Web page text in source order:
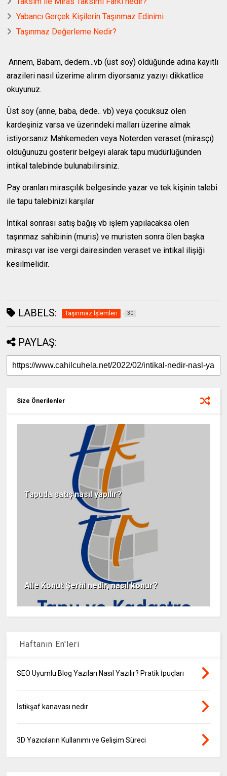
Yabancı Gerçek Kişilerin Taşınmaz Edinimi
Taşınmaz Değerleme Nedir?
Annem, Babam, dedem...vb (üst soy) öldüğünde adına kayıtlı
arazileri nasıl üzerime alırım diyorsanız yazıyı dikkatlice
okuyunuz.
Üst soy (anne, baba, dede.. vb) veya çocuksuz ölen
kardeşiniz varsa ve üzerindeki malları üzerine almak
istiyorsanız Mahkemeden veya Noterden veraset (mirasçı)
olduğunuzu gösterir belgeyi alarak tapu müdürlüğünden
intikal talebinde bulunabilirsiniz.
Pay oranları mirasçılık belgesinde yazar ve tek kişinin talebi
ile tapu talebinizi karşılar
İntikal sonrası satış bağış vb işlem yapılacaksa ölen
taşınmaz sahibinin (muris) ve muristen sonra ölen başka
mirasçı var ise vergi dairesinden veraset ve intikal ilişiği
kesilmelidir.
LABELS: Taşınmaz İşlemleri 30
PAYLAŞ:
Size Önerilenler
Tapuda satış nasıl yapılır?
Aile Konut Şerhi nedir, nasıl konur?
Haftanın En'leri
SEO Uyumlu Blog Yazıları Nasıl Yazılır? Pratik İpuçları
İstikşaf kanavası nedir
3D Yazıcıların Kullanımı ve Gelişim Süreci